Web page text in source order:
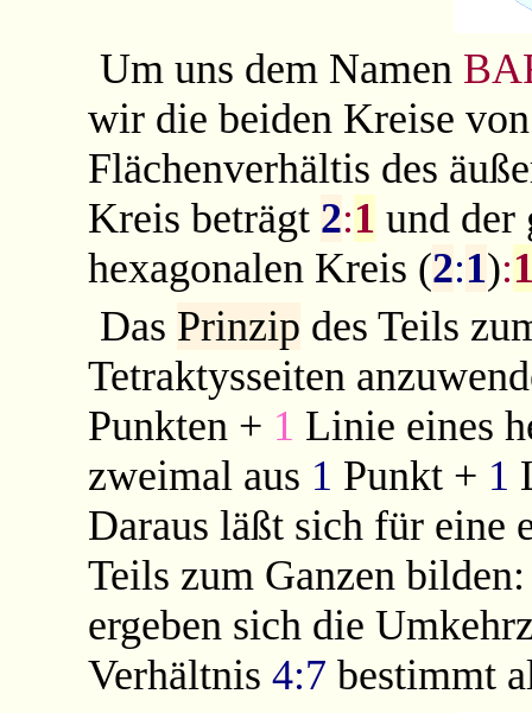
Um uns dem Namen
wir die beiden Kreise
Flächenverhältis des
Kreis beträgt 2:1 und der
hexagonalen Kreis (2:1):
Das Prinzip des Teils
Tetraktysseiten
Punkten + 1 Linie eines
zweimal aus 1 Punkt + 1
Daraus läßt sich für eine
Teils zum Ganzen
ergeben sich die
Verhältnis4:7 bestimmt